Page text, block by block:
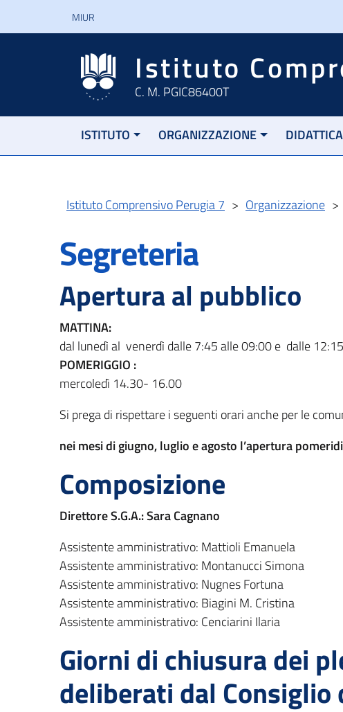
MIUR
Istituto
C. M. PGIC86400T
ISTITUTO ORGANIZZAZIONE DIDATTICA
Istituto Comprensivo Perugia 7 > Organizzazione >
Segreteria
Apertura al pubblico
MATTINA:
dal lunedì al venerdì dalle 7:45 alle 09:00 e dalle
POMERIGGIO :
mercoledì 14.30- 16.00
Si prega di rispettare i seguenti orari anche per le
nei mesi di giugno, luglio e agosto l’apertura
Composizione
Direttore S.G.A.: Sara Cagnano
Assistente amministrativo: Mattioli Emanuela
Assistente amministrativo: Montanucci Simona
Assistente amministrativo: Nugnes Fortuna
Assistente amministrativo: Biagini M. Cristina
Assistente amministrativo: Cenciarini Ilaria
Giorni di chiusura dei
deliberati dal